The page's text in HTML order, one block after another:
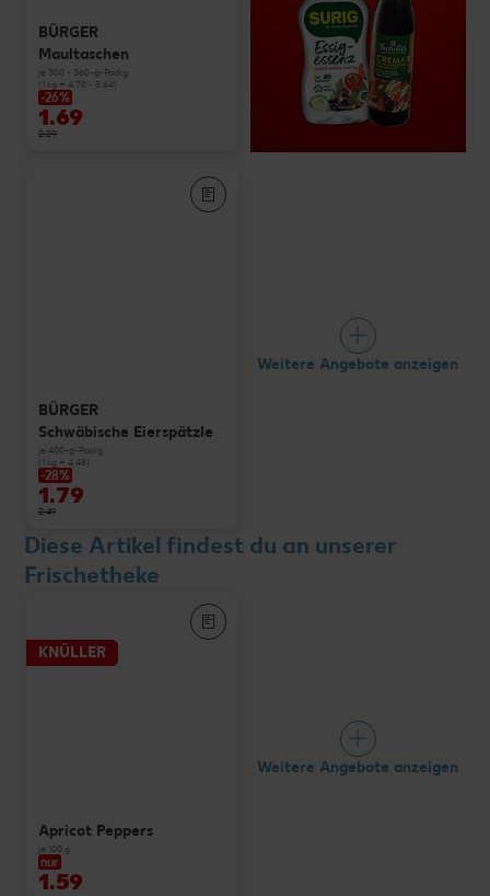
BÜRGER
Maultaschen
je 300 - 360-g-Packg.
(1 kg = 4.70 - 5.64)
-26%
1.69
2.29
BÜRGER
Schwäbische Eierspätzle
je 400-g-Packg.
(1 kg = 4.48)
-28%
1.79
2.49
Weitere Angebote anzeigen
Diese Artikel findest du an unserer
Frischetheke
KNÜLLER
Apricot Peppers
je 100 g
nur
1.59
Weitere Angebote anzeigen